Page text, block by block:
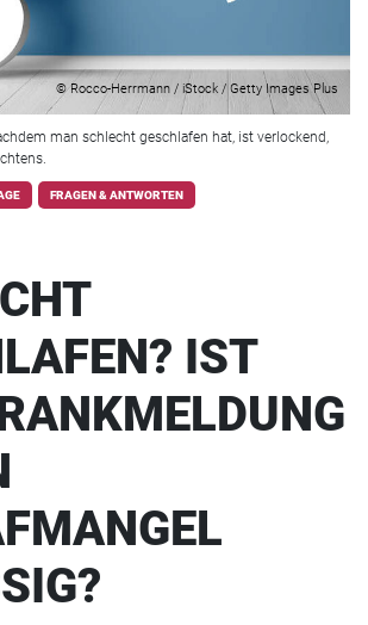
© Rocco-Herrmann / iStock / Getty Images Plus
man schlecht geschlafen hat, ist verlockend,
FRAGEN & ANTWORTEN
IST